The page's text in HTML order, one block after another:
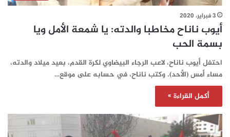
3 فبراير، 2020
أيوب ناناح مخاطبا والدته: يا شمعة الأمل ويا
بسمة الحب
احتفل أيوب ناناح، لاعب الرجاء البيضاوي لكرة القدم، بعيد ميلاد والدته،
مساء أمس (الأحد). وكتب ناناح، في حسابه على موقع…
أكمل القراءة »